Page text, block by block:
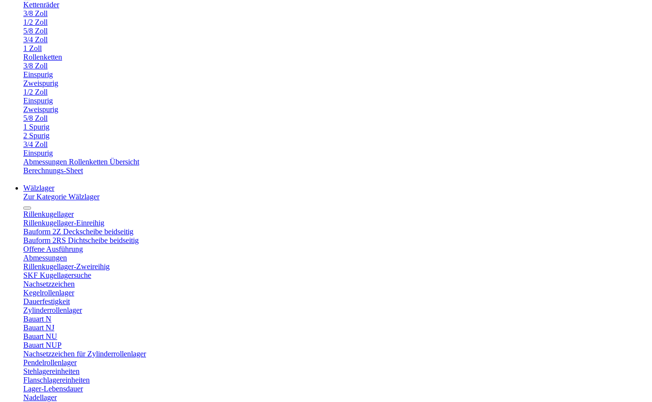
Kettenräder
3/8 Zoll
1/2 Zoll
5/8 Zoll
3/4 Zoll
1 Zoll
Rollenketten
3/8 Zoll
Einspurig
Zweispurig
1/2 Zoll
Einspurig
Zweispurig
5/8 Zoll
1 Spurig
2 Spurig
3/4 Zoll
Einspurig
Abmessungen Rollenketten Übersicht
Berechnungs-Sheet
Wälzlager
Zur Kategorie Wälzlager
Rillenkugellager
Rillenkugellager-Einreihig
Bauform 2Z Deckscheibe beidseitig
Bauform 2RS Dichtscheibe beidseitig
Offene Ausführung
Abmessungen
Rillenkugellager-Zweireihig
SKF Kugellagersuche
Nachsetzzeichen
Kegelrollenlager
Dauerfestigkeit
Zylinderrollenlager
Bauart N
Bauart NJ
Bauart NU
Bauart NUP
Nachsetzzeichen für Zylinderrollenlager
Pendelrollenlager
Stehlagereinheiten
Flanschlagereinheiten
Lager-Lebensdauer
Nadellager